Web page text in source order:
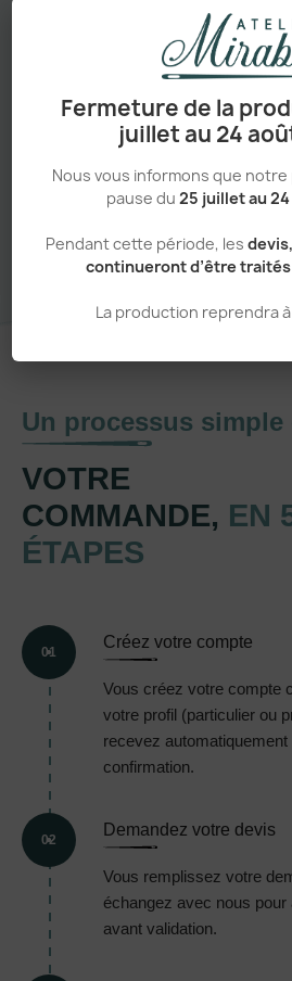
Fermeture de la
juillet au 24
Nous vous informons que
pause du 25 juillet au
Pendant cette période, les
continueront d’être
La production reprendra
Adapté aux pros comme
Sans minimum de
Un processus
VOTRE
COMMANDE, EN
ÉTAPES
01
Créez votre compte
Vous créez votre compte
votre profil (particulier ou
recevez
confirmation.
02
Demandez votre devis
Vous remplissez votre
échangez avec nous pour
avant validation.